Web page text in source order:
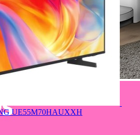
UE55M70HAUXXH